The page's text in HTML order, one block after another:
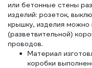
или бетонные стены
изделий: розеток,
крышку, изделия можно
(разветвительной)
проводов.
Материал
коробки